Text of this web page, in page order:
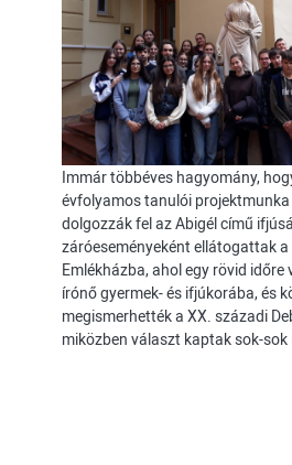
Immár többéves hagyomány,
évfolyamos tanulói projektmunka
dolgozzák fel az Abigél című
záróeseményeként ellátogattak
Emlékházba, ahol egy rövid
írónő gyermek- és ifjúkorába, és
megismerhették a XX. századi
miközben választ kaptak sok-sok